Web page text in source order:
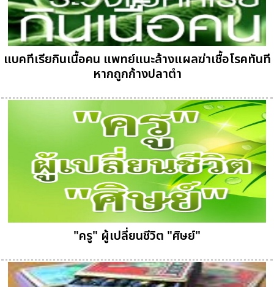
แบคทีเรียกินเนื้อคน แพทย์แนะล้างแผลฆ่าเชื้อโรคทันที
หากถูกก้างปลาตำ
"ครู" ผู้เปลี่ยนชีวิต "ศิษย์"